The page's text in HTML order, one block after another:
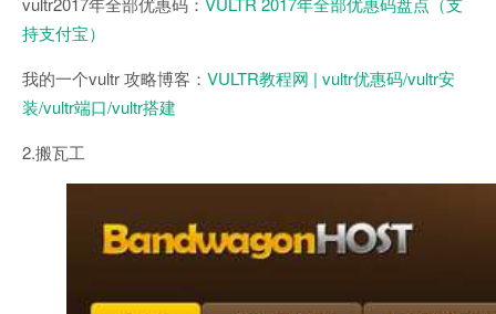
持支付宝）
我的一个vultr 攻略博客： VULTR教程网 | vultr优惠码/vultr安
装/vultr端口/vultr搭建
2.搬瓦工